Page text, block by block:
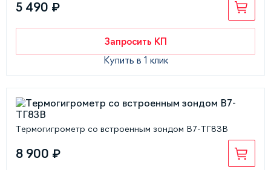
5 490 ₽
Запросить КП
Купить в 1 клик
Термогигрометр со встроенным зондом В7-ТГ83В
8 900 ₽